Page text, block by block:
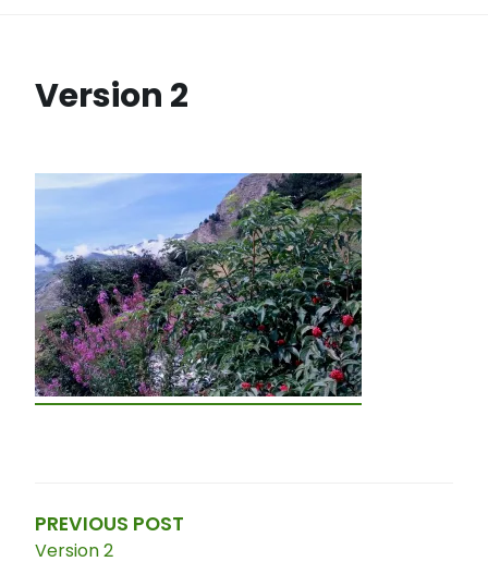
Version 2
l’article
PREVIOUS POST
Version 2